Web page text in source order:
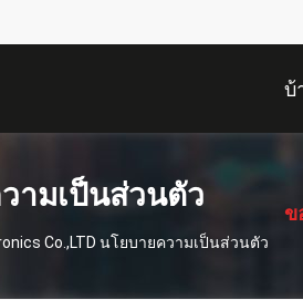
บ้
ข
ามเป็นส่วนตัว
Co.,LTD นโยบายความเป็นส่วนตัว